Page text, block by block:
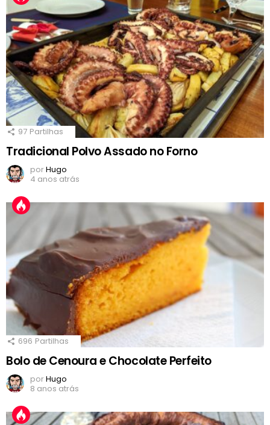
97 Partilhas
Tradicional Polvo Assado no Forno
porHugo
4 anos atrás
696 Partilhas
Bolo de Cenoura e Chocolate Perfeito
porHugo
8 anos atrás